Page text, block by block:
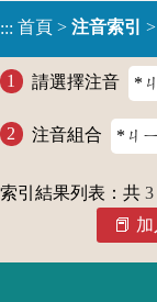
::: 首頁 > 注音索引 >
請選擇注音
注音組合
索引結果列表：共 3